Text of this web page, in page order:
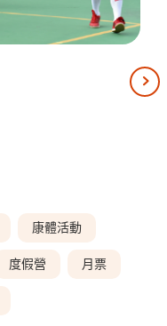
帳戶
用戶
康體活動
度假營 月票